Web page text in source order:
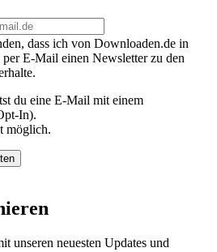
dass ich von Downloaden.de in
E-Mail einen Newsletter zu den
du eine E-Mail mit einem
In).
möglich.
unseren neuesten Updates und